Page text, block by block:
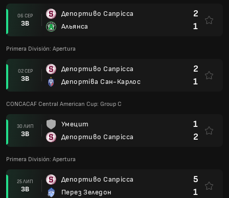
06 СЕР
ЗВ
Депортиво Сапрісса
Альянса
2
1
Primera División: Apertura
02 СЕР
ЗВ
Депортиво Сапрісса
Депортіва Сан-Карлос
2
1
CONCACAF Central American Cup: Group C
30 ЛИП
ЗВ
Умецит
Депортиво Сапрісса
1
2
Primera División: Apertura
25 ЛИП
ЗВ
Депортиво Сапрісса
Перез Зеледон
5
1